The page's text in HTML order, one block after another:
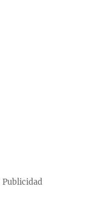
Publicidad